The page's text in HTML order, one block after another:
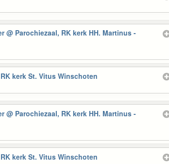
@ Parochiezaal, RK kerk HH. Martinus -
kerk St. Vitus Winschoten
@ Parochiezaal, RK kerk HH. Martinus -
kerk St. Vitus Winschoten